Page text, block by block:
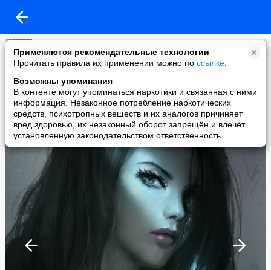
Применяются рекомендательные технологии
Прочитать правила их применении можно по ссылке
Возможны упоминания
В контенте могут упоминаться наркотики и связанная с ними
информация. Незаконное потребление наркотических
средств, психотропных веществ и их аналогов причиняет
вред здоровью, их незаконный оборот запрещён и влечёт
установленную законодательством ответственность
Светлана
added a photo
15 Feb в 15:13